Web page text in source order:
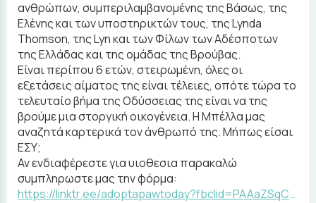
ανθρώπων, συμπεριλαμβανομένης της Βάσως, της
Ελένης και των υποστηρικτών τους, της Lynda
Thomson, της Lyn και των Φίλων των Αδέσποτων
της Ελλάδας και της ομάδας της Βρούβας.
Είναι περίπου 6 ετών, στειρωμένη, όλες οι
εξετάσεις αίματος της είναι τέλειες, οπότε τώρα το
τελευταίο βήμα της Οδύσσειας της είναι να της
βρούμε μια στοργική οικογένεια. Η Μπέλλα μας
αναζητά καρτερικά τον άνθρωπό της. Μήπως είσαι
ΕΣΥ;
Αν ενδιαφέρεστε για υιοθεσια παρακαλώ
συμπληρωστε μας την φόρμα:
https://linktr.ee/adoptapawtoday?fbclid=PAAaZSqC4H-GKtolVnOWDKnAqxzMvPe1AQcj6AVzamxIYrVCFClzs614FjWBE